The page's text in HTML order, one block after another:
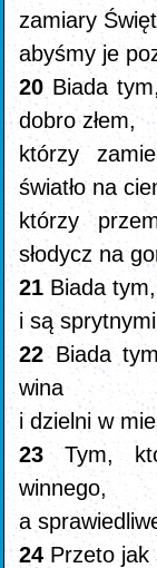
zamiary
abyśmy je
20 Biada
dobro złem,
którzy
światło na
którzy
słodycz na
21 Biada
i są
22 Biada
wina
i dzielni w
23Tym,
winnego,
a
24 Przeto jak